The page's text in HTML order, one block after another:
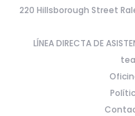
220 Hillsborough Street
LÍNEA DIRECTA DE